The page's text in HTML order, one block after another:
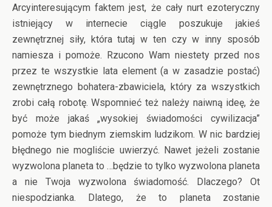
Arcyinteresującym faktem jest, że cały nurt ezoteryczny
istniejący w internecie ciągle poszukuje jakieś
zewnętrznej siły, która tutaj w ten czy w inny sposób
namiesza i pomoże. Rzucono Wam niestety przed nos
przez te wszystkie lata element (a w zasadzie postać)
zewnętrznego bohatera-zbawiciela, który za wszystkich
zrobi całą robotę. Wspomnieć też należy naiwną ideę, że
być może jakaś „wysokiej świadomości cywilizacja”
pomoże tym biednym ziemskim ludzikom. W nic bardziej
błędnego nie mogliście uwierzyć. Nawet jeżeli zostanie
wyzwolona planeta to …będzie to tylko wyzwolona planeta
a nie Twoja wyzwolona świadomość. Dlaczego? Ot
niespodzianka. Dlatego, że to planeta zostanie